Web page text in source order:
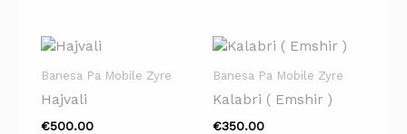
Banesa Pa Mobile Zyre
Hajvali
€500.00
Banesa Pa Mobile Zyre
Kalabri ( Emshir )
€350.00